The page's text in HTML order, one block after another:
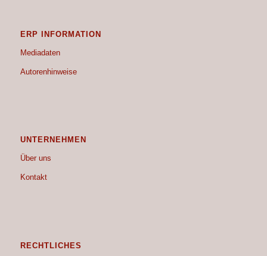
ERP INFORMATION
Mediadaten
Autorenhinweise
UNTERNEHMEN
Über uns
Kontakt
RECHTLICHES